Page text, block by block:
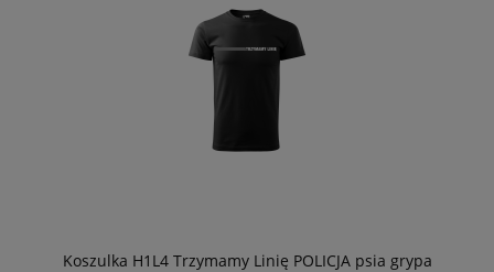
Koszulka H1L4 Trzymamy Linię POLICJA psia grypa